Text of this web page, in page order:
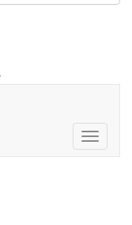
Toggle